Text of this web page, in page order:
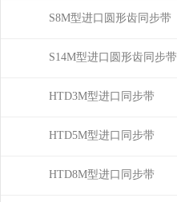
S8M型进口圆形齿同步带
S14M型进口圆形齿同步带
HTD3M型进口同步带
HTD5M型进口同步带
HTD8M型进口同步带